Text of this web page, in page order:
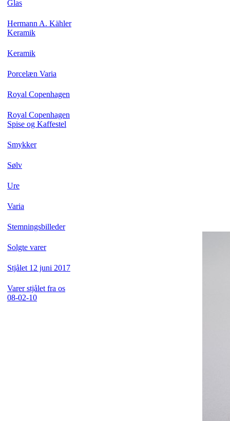
Glas
Hermann A. Kähler
Keramik
Keramik
Porcelæn Varia
Royal Copenhagen
Royal Copenhagen
Spise og Kaffestel
Smykker
Sølv
Ure
Varia
Stemningsbilleder
Solgte varer
Stjålet 12 juni 2017
Varer stjålet fra os
08-02-10